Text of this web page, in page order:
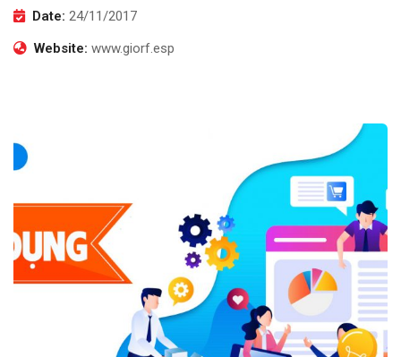
Date: 24/11/2017
Website: www.giorf.esp